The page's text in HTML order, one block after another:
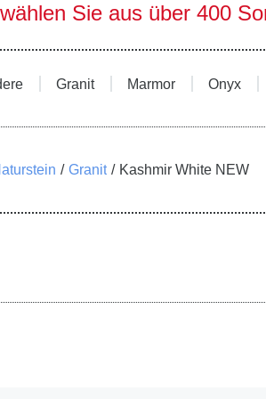
Sie aus über 400
Granit Marmor Onyx
Granit Kashmir White NEW